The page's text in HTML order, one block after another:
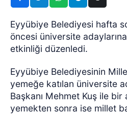
Eyyübiye Belediyesi hafta
öncesi üniversite
etkinliği düzenledi.
Eyyübiye Belediyesinin
yemeğe katılan üniversite
Başkanı Mehmet Kuş ile
yemekten sonra ise millet